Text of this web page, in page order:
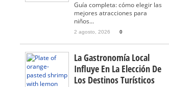
Guía completa: cómo elegir las
mejores atracciones para
niños...
2 agosto, 2026 0
La Gastronomía Local
Influye En La Elección De
Los Destinos Turísticos